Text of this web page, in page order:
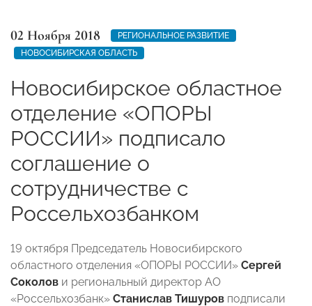
02 Ноября 2018
РЕГИОНАЛЬНОЕ РАЗВИТИЕ
НОВОСИБИРСКАЯ ОБЛАСТЬ
Новосибирское областное
отделение «ОПОРЫ
РОССИИ» подписало
соглашение о
сотрудничестве с
Россельхозбанком
19 октября Председатель Новосибирского
областного отделения «ОПОРЫ РОССИИ» Сергей
Соколов и региональный директор АО
«Россельхозбанк» Станислав Тишуров подписали